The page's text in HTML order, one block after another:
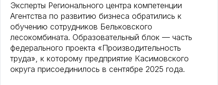
Эксперты Регионального центра компетенции
Агентства по развитию бизнеса обратились к
обучению сотрудников Бельковского
лесокомбината. Образовательный блок — часть
федерального проекта «Производительность
труда», к которому предприятие Касимовского
округа присоединилось в сентябре 2025 года.